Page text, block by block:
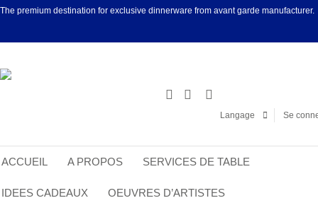
The premium destination for exclusive dinnerware from avant garde manufacturer.
Langage Se
ACCUEIL A PROPOS SERVICES DE TABLE
IDEES CADEAUX OEUVRES D’ARTISTES